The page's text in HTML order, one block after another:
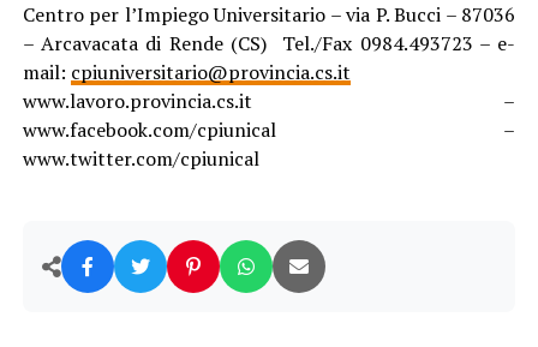
Centro per l’Impiego Universitario – via P. Bucci – 87036
– Arcavacata di Rende (CS) Tel./Fax 0984.493723 – e-
mail: cpiuniversitario@provincia.cs.it
www.lavoro.provincia.cs.it –
www.facebook.com/cpiunical –
www.twitter.com/cpiunical